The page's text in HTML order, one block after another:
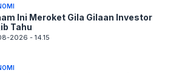
Ini Meroket Gila Gilaan Investor
Tahu
2026 - 14.15